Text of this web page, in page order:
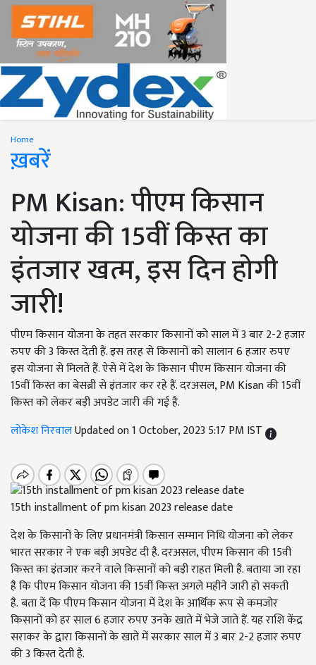
Home
ख़बरें
PM Kisan: पीएम किसान
योजना की 15वीं किस्त का
इंतजार खत्म, इस दिन होगी
जारी!
पीएम किसान योजना के तहत सरकार किसानों को साल में 3 बार 2-2 हजार
रुपए की 3 किस्त देती हैं. इस तरह से किसानों को सालान 6 हजार रुपए
इस योजना से मिलते हैं. ऐसे में देश के किसान पीएम किसान योजना की
15वीं किस्त का बेसब्री से इंतजार कर रहे हैं. दरअसल, PM Kisan की 15वीं
किस्त को लेकर बड़ी अपडेट जारी की गई है.
लोकेश निरवालUpdated on 1 October, 2023 5:17 PM IST
15th installment of pm kisan 2023 release date
देश के किसानों के लिए प्रधानमंत्री किसान सम्मान निधि योजना को लेकर
भारत सरकार ने एक बड़ी अपडेट दी है. दरअसल,पीएम किसान की15वी
किस्त का इंतजार करने वाले किसानों को बड़ी राहत मिली है. बताया जा रहा
है कि पीएम किसान योजना की 15वीं किस्त अगले महीने जारी हो सकती
है.बता दें कि पीएम किसान योजना में देश के आर्थिक रूप से कमजोर
किसानों को हर साल 6हजार रुपए उनके खाते में भेजे जाते हैं. यह राशि केंद्र
सराकर के द्वारा किसानों के खाते में सरकार साल में 3 बार 2-2 हजार रुपए
की 3 किस्त देती है.